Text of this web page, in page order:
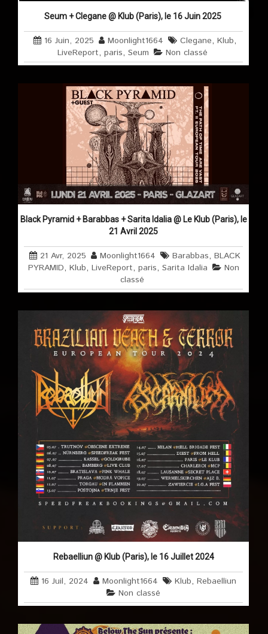
Seum + Clegane @ Klub (Paris), le 16 Juin 2025
16 Juin, 2025 Moonlight1664 Clegane, Klub,
LiveReport, paris, Seum Non classé
Black Pyramid + Barabbas + Sarita Idalia @ Le Klub (Paris), le
21 Avril 2025
21 Avr, 2025 Moonlight1664 Barabbas, BLACK
PYRAMID, Klub, LiveReport, paris, Sarita Idalia
Non
classé
Rebaelliun @ Klub (Paris), le 16 Juillet 2024
16 Juil, 2024 Moonlight1664 Klub,Rebaelliun
Non classé